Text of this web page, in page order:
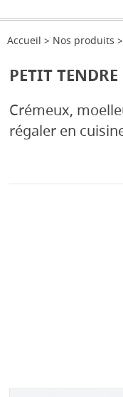
Accueil Nos produits
PETIT TENDRE
Crémeux,
régaler en